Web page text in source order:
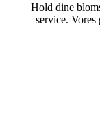
Hold dine
service.